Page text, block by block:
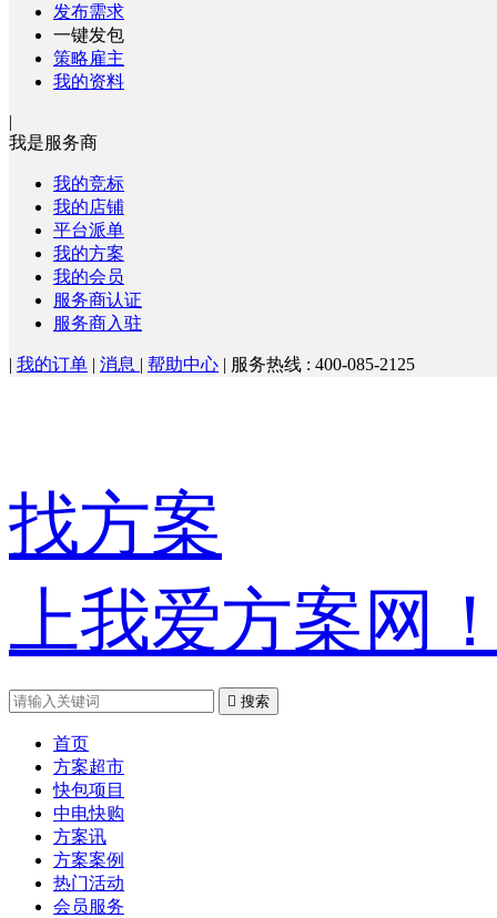
发布需求
一键发包
策略雇主
我的资料
|
我是服务商
我的竞标
我的店铺
平台派单
我的方案
我的会员
服务商认证
服务商入驻
| 我的订单 | 消息 | 帮助中心 | 服务热线 : 400-085-2125
找方案
上我爱方案网
 搜索
首页
方案超市
快包项目
中电快购
方案讯
方案案例
热门活动
会员服务